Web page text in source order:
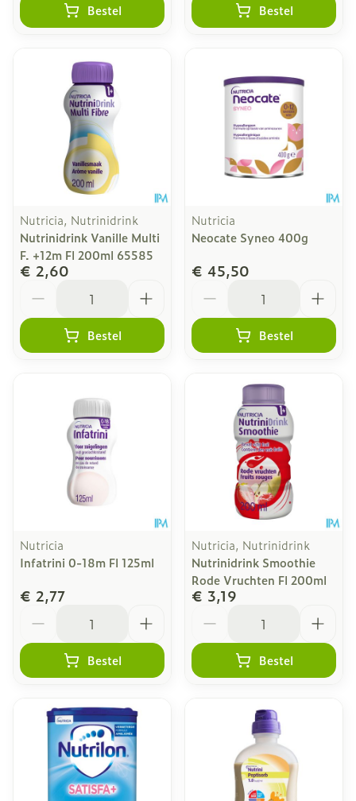
Bestel Bestel
Nutricia, Nutrinidrink
Nutrinidrink Vanille Multi
F. +12m Fl 200ml 65585
€ 2,60
Bestel
Nutricia
Neocate Syneo 400g
€ 45,50
Bestel
Nutricia
Infatrini 0-18m Fl 125ml
€ 2,77
Bestel
Nutricia, Nutrinidrink
Nutrinidrink Smoothie
Rode Vruchten Fl 200ml
€ 3,19
Bestel